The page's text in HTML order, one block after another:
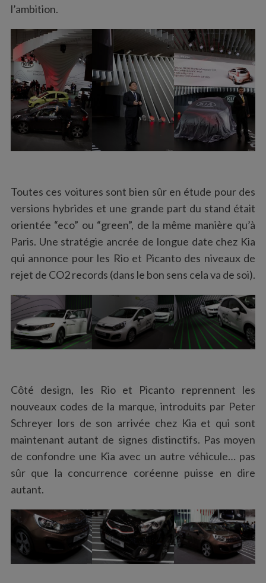
l’ambition.
Toutes ces voitures sont bien sûr en étude pour des
versions hybrides et une grande part du stand était
orientée “eco” ou “green”, de la même manière qu’à
Paris. Une stratégie ancrée de longue date chez Kia
qui annonce pour les Rio et Picanto des niveaux de
rejet de CO2 records (dans le bon sens cela va de soi).
Côté design, les Rio et Picanto reprennent les
nouveaux codes de la marque, introduits par Peter
Schreyer lors de son arrivée chez Kia et qui sont
maintenant autant de signes distinctifs. Pas moyen
de confondre une Kia avec un autre véhicule… pas
sûr que la concurrence coréenne puisse en dire
autant.